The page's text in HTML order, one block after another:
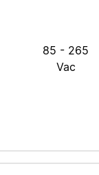
85 - 265
Vac